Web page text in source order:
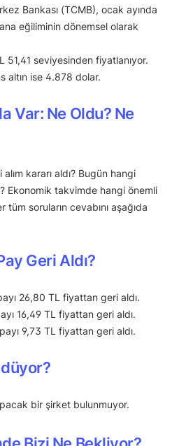
Bankası (TCMB), ocak ayında
eğiliminin dönemsel olarak
seviyesinden fiyatlanıyor.
altın ise 4.878 dolar.
Var: Ne Oldu? Ne
kararı aldı? Bugün hangi
Ekonomik takvimde hangi önemli
soruların cevabını aşağıda
Geri Aldı?
26,80 TL fiyattan geri aldı.
16,49 TL fiyattan geri aldı.
9,73 TL fiyattan geri aldı.
bir şirket bulunmuyor.